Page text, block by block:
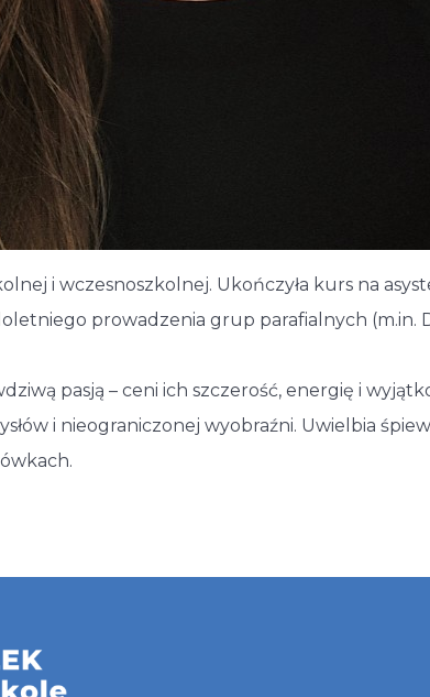
i wczesnoszkolnej. Ukończyła kurs na
prowadzenia grup parafialnych (m.in.
pasją – ceni ich szczerość, energię i
i nieograniczonej wyobraźni. Uwielbia